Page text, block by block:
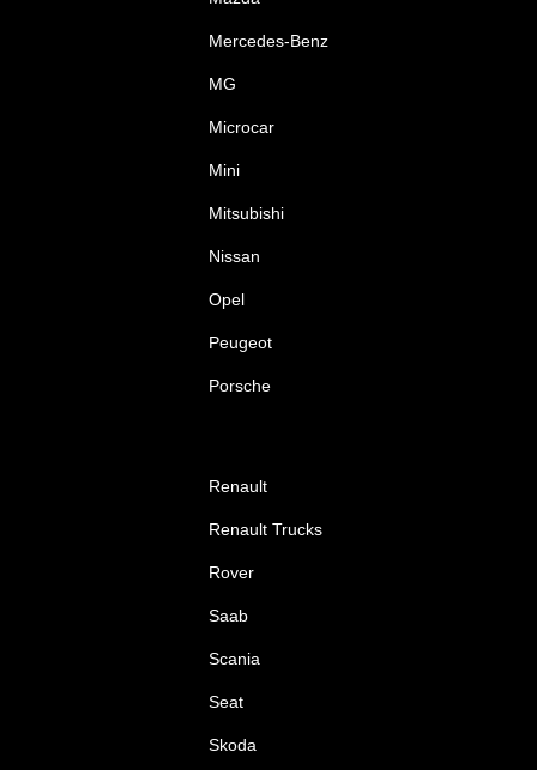
Mercedes-Benz
MG
Microcar
Mini
Mitsubishi
Nissan
Opel
Peugeot
Porsche
Renault
Renault Trucks
Rover
Saab
Scania
Seat
Skoda